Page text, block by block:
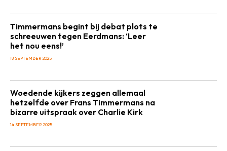
Timmermans begint bij debat plots te
schreeuwen tegen Eerdmans: ‘Leer
het nou eens!’
18 SEPTEMBER 2025
Woedende kijkers zeggen allemaal
hetzelfde over Frans Timmermans na
bizarre uitspraak over Charlie Kirk
14 SEPTEMBER 2025